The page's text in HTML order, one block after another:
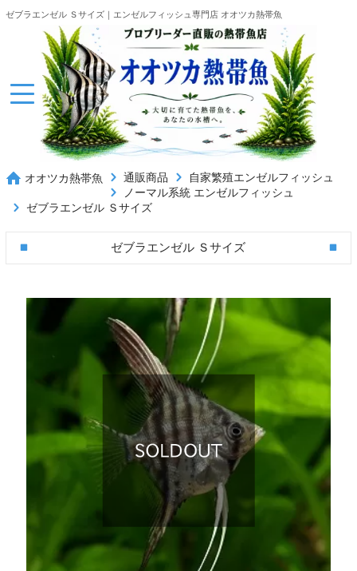
ゼブラエンゼル Ｓサイズ｜エンゼルフィッシュ専門店 オオツカ熱帯魚
オオツカ熱帯魚 通販商品
自家繁殖エンゼルフィッシュ
ノーマル系統 エンゼルフィッシュ
ゼブラエンゼル Ｓサイズ
ゼブラエンゼル Ｓサイズ